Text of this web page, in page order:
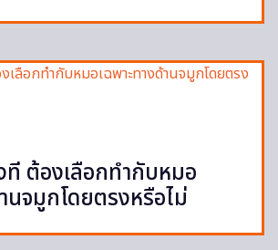
ที ต้องเลือกทำกับหมอ
นจมูกโดยตรงหรือไม่